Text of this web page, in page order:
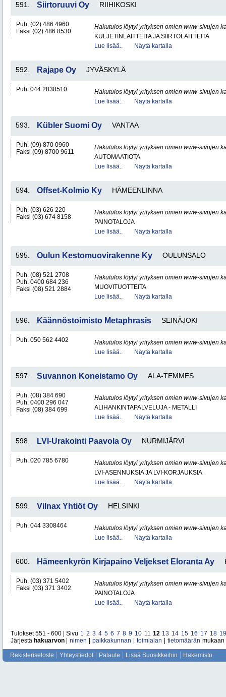
591. Siirtoruuvi Oy RIIHIKOSKI
Puh. (02) 486 4960
Faksi (02) 486 8530
Hakutulos löytyi yrityksen omien www-sivujen
KULJETINLAITTEITA JA SIIRTOLAITTEITA
Lue lisää..
Näytä kartalla
592. Rajape Oy JYVÄSKYLÄ
Puh. 044 2838510
Hakutulos löytyi yrityksen omien www-sivujen
Lue lisää..
Näytä kartalla
593. Kübler Suomi Oy VANTAA
Puh. (09) 870 0960
Faksi (09) 8700 9611
Hakutulos löytyi yrityksen omien www-sivujen
AUTOMAATIOTA
Lue lisää..
Näytä kartalla
594. Offset-Kolmio Ky HÄMEENLINNA
Puh. (03) 626 220
Faksi (03) 674 8158
Hakutulos löytyi yrityksen omien www-sivujen
PAINOTALOJA
Lue lisää..
Näytä kartalla
595. Oulun Kestomuovirakenne Ky OULUNSALO
Puh. (08) 521 2708
Puh. 0400 684 236
Faksi (08) 521 2884
Hakutulos löytyi yrityksen omien www-sivujen
MUOVITUOTTEITA
Lue lisää..
Näytä kartalla
596. Käännöstoimisto Metaphrasis SEINÄJOKI
Puh. 050 562 4402
Hakutulos löytyi yrityksen omien www-sivujen
Lue lisää..
Näytä kartalla
597. Suvannon Koneistamo Oy ALA-TEMMES
Puh. (08) 384 690
Puh. 0400 296 047
Faksi (08) 384 699
Hakutulos löytyi yrityksen omien www-sivujen
ALIHANKINTAPALVELUJA - METALLI
Lue lisää..
Näytä kartalla
598. LVI-Urakointi Paavola Oy NURMIJÄRVI
Puh. 020 785 6780
Hakutulos löytyi yrityksen omien www-sivujen
LVI-ASENNUKSIA JA LVI-KORJAUKSIA
Lue lisää..
Näytä kartalla
599. Vilnax Yhtiöt Oy HELSINKI
Puh. 044 3308464
Hakutulos löytyi yrityksen omien www-sivujen
Lue lisää..
Näytä kartalla
600. Hämeenkyrön Kirjapaino Veljekset Eloranta Ay
Puh. (03) 371 5402
Faksi (03) 371 3402
Hakutulos löytyi yrityksen omien www-sivujen
PAINOTALOJA
Lue lisää..
Näytä kartalla
Tulokset 551 - 600 | Sivu 1 2 3 4 5 6 7 8 9 10 11 12 13 14 15 16 17 18 19
Järjestä hakuarvon nimen paikkakunnan toimialan tietomäärän mukaan
Rekisteriseloste Yhteystiedot Palaute Lisää Suosikkeihin Hakemisto